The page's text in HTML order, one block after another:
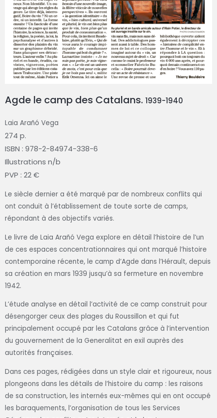
Agde le camp des Catalans. 1939-1940
Laia Arañó Vega
274 p.
ISBN : 978-2-84974-338-6
Illustrations n/b
PVP : 22 €
Le siècle dernier a été marqué par de nombreux conflits qui
ont conduit à l’établissement de toute sorte de camps,
répondant à des objectifs variés.
Le livre de Laia Arañó Vega explore en détail l’histoire de l’un
de ces espaces concentrationnaires qui ont marqué l’histoire
contemporaine récente, le camp d’Agde dans l’Hérault, depuis
sa création en mars 1939 jusqu’à sa fermeture en novembre
1942.
L’étude analyse en détail l’activité de ce camp construit pour
désengorger ceux des plages du Roussillon et qui fut
principalement occupé par les Catalans grâce à l’intervention
du gouvernement de la Generalitat en exil auprès des
autorités françaises.
Dans ces pages, rédigées dans un style clair et rigoureux, nous
plongeons dans les détails de l’histoire du camp : les raisons
de sa construction, les internés eux-mêmes qui en ont occupé
les baraquements, l’organisation de tous les Services